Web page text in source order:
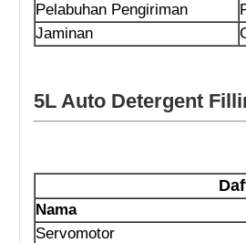
Pelabuhan Pengiriman
Jaminan
5L Auto Detergent
Nama
Servomotor